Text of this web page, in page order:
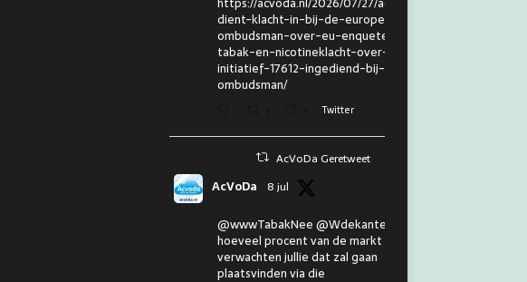
dient-klacht-in-bij-de-europese-
ombudsman-over-eu-enquete-
tabak-en-nicotineklacht-over-eu-
initiatief-17612-ingediend-bij-de-
ombudsman/
Twitter
AcVoDa Geretweet
AcVoDa 8 jul
@wwwTabakNee @Wdekanter En
hoeveel procent van de markt
verwachten jullie dat zal gaan
plaatsvinden via die